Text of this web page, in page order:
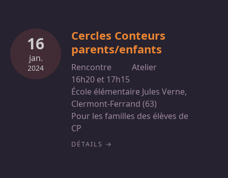
16
jan.
2024
Cercles Conteurs
parents/enfants
Rencontre
Atelier
16h20 et 17h15
École élémentaire Jules Verne,
Clermont-Ferrand (63)
Pour les familles des élèves de
CP
DÉTAILS